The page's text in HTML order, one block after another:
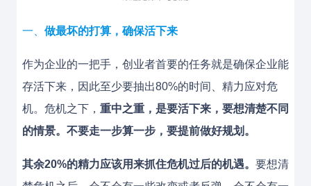
一、 做最坏的打算，确保活下来
作为企业的一把手，创业者首要的任务就是确保企业能
存活下来，因此至少要抽出80%的时间、精力应对危
机。危机之下， 重中之重，是要活下来，要想清楚不同
的情景。不要走一步算一步，要提前做好规划。
其余20%的精力应该用来抓住危机过后的机遇。 要想清